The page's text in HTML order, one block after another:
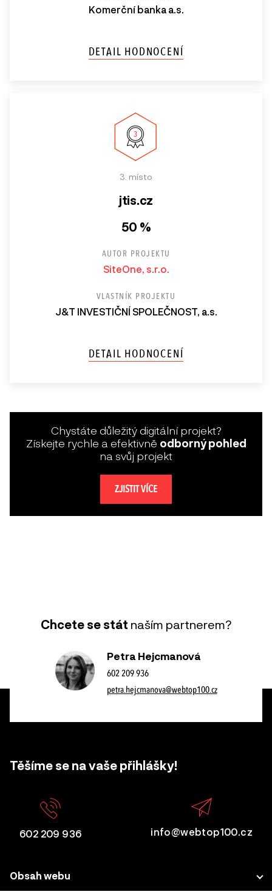
Komerční banka a.s.
DETAIL HODNOCENÍ
3. místo
jtis.cz
50 %
AUTOR PROJEKTU
SiteOne, s.r.o.
VLASTNÍK PROJEKTU
J&T INVESTIČNÍ SPOLEČNOST, a.s.
DETAIL HODNOCENÍ
Chystáte důležitý digitální projekt?
Získejte rychle a efektivně odborný pohled
na svůj projekt
ZJISTIT VÍCE
Chcete se stát naším partnerem?
Petra Hejcmanová
602 209 936
petra.hejcmanova@webtop100.cz
Těšíme se na vaše přihlášky!
602 209 936 info@webtop100.cz
Obsah webu